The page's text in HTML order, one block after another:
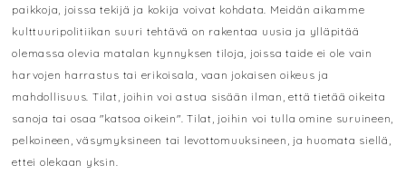
paikkoja, joissa tekijä ja kokija voivat kohdata. Meidän aikamme
kulttuuripolitiikan suuri tehtävä on rakentaa uusia ja ylläpitää
olemassa olevia matalan kynnyksen tiloja, joissa taide ei ole vain
harvojen harrastus tai erikoisala, vaan jokaisen oikeus ja
mahdollisuus. Tilat, joihin voi astua sisään ilman, että tietää oikeita
sanoja tai osaa "katsoa oikein". Tilat, joihin voi tulla omine suruineen,
pelkoineen, väsymyksineen tai levottomuuksineen, ja huomata siellä,
ettei olekaan yksin.